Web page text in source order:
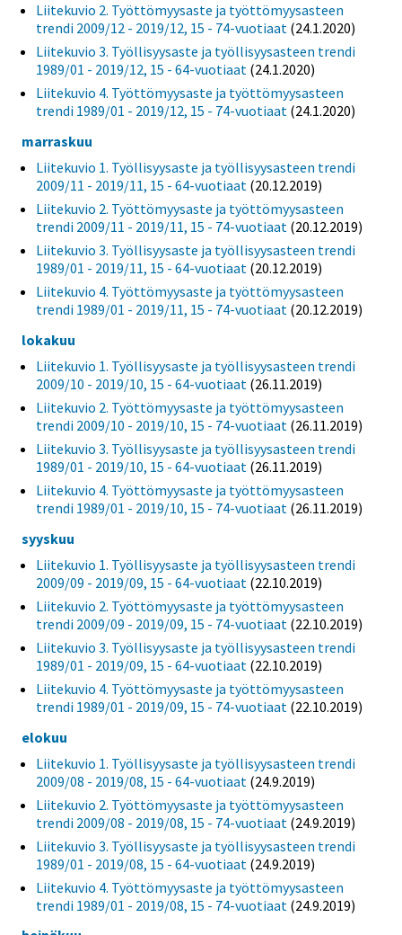
Liitekuvio 2. Työttömyysaste ja työttömyysasteen
trendi 2009/12 - 2019/12, 15 - 74-vuotiaat (24.1.2020)
Liitekuvio 3. Työllisyysaste ja työllisyysasteen trendi
1989/01 - 2019/12, 15 - 64-vuotiaat (24.1.2020)
Liitekuvio 4. Työttömyysaste ja työttömyysasteen
trendi 1989/01 - 2019/12, 15 - 74-vuotiaat (24.1.2020)
marraskuu
Liitekuvio 1. Työllisyysaste ja työllisyysasteen trendi
2009/11 - 2019/11, 15 - 64-vuotiaat (20.12.2019)
Liitekuvio 2. Työttömyysaste ja työttömyysasteen
trendi 2009/11 - 2019/11, 15 - 74-vuotiaat (20.12.2019)
Liitekuvio 3. Työllisyysaste ja työllisyysasteen trendi
1989/01 - 2019/11, 15 - 64-vuotiaat (20.12.2019)
Liitekuvio 4. Työttömyysaste ja työttömyysasteen
trendi 1989/01 - 2019/11, 15 - 74-vuotiaat (20.12.2019)
lokakuu
Liitekuvio 1. Työllisyysaste ja työllisyysasteen trendi
2009/10 - 2019/10, 15 - 64-vuotiaat (26.11.2019)
Liitekuvio 2. Työttömyysaste ja työttömyysasteen
trendi 2009/10 - 2019/10, 15 - 74-vuotiaat (26.11.2019)
Liitekuvio 3. Työllisyysaste ja työllisyysasteen trendi
1989/01 - 2019/10, 15 - 64-vuotiaat (26.11.2019)
Liitekuvio 4. Työttömyysaste ja työttömyysasteen
trendi 1989/01 - 2019/10, 15 - 74-vuotiaat (26.11.2019)
syyskuu
Liitekuvio 1. Työllisyysaste ja työllisyysasteen trendi
2009/09 - 2019/09, 15 - 64-vuotiaat (22.10.2019)
Liitekuvio 2. Työttömyysaste ja työttömyysasteen
trendi 2009/09 - 2019/09, 15 - 74-vuotiaat (22.10.2019)
Liitekuvio 3. Työllisyysaste ja työllisyysasteen trendi
1989/01 - 2019/09, 15 - 64-vuotiaat (22.10.2019)
Liitekuvio 4. Työttömyysaste ja työttömyysasteen
trendi 1989/01 - 2019/09, 15 - 74-vuotiaat (22.10.2019)
elokuu
Liitekuvio 1. Työllisyysaste ja työllisyysasteen trendi
2009/08 - 2019/08, 15 - 64-vuotiaat (24.9.2019)
Liitekuvio 2. Työttömyysaste ja työttömyysasteen
trendi 2009/08 - 2019/08, 15 - 74-vuotiaat (24.9.2019)
Liitekuvio 3. Työllisyysaste ja työllisyysasteen trendi
1989/01 - 2019/08, 15 - 64-vuotiaat (24.9.2019)
Liitekuvio 4. Työttömyysaste ja työttömyysasteen
trendi 1989/01 - 2019/08, 15 - 74-vuotiaat (24.9.2019)